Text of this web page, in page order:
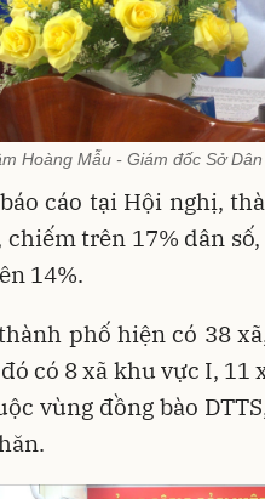
Hoàng Mẫu - Giám đốc Sở
cáo tại Hội nghị,
chiếm trên 17% dân
14%.
phố hiện có 38
có 8 xã khu vực I, 11
vùng đồng bào